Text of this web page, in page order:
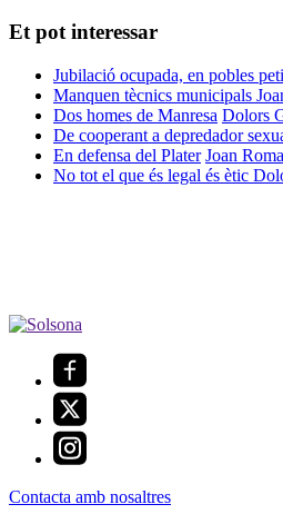
Et pot interessar
Jubilació ocupada, en pobles
Manquen tècnics municipals
Dos homes de Manresa Dolors
De cooperant a depredador
En defensa del Plater Joan
No tot el que és legal és ètic
Contacta amb nosaltres